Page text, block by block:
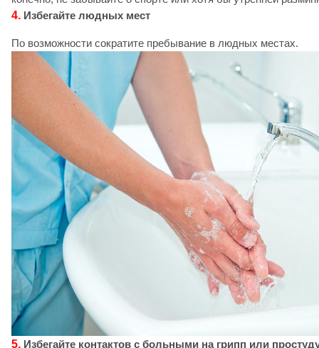
4. Избегайте людных мест
По возможности сократите пребывание в людных местах.
5. Избегайте контактов с больными на грипп или